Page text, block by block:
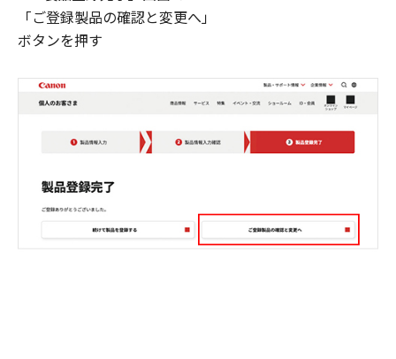
「ご登録製品の確認と変更へ」
ボタンを押す